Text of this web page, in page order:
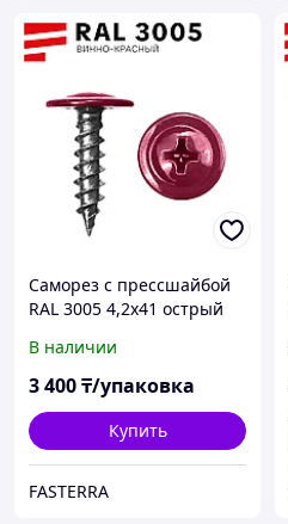
Саморез с прессшайбой
RAL 3005 4,2х41 острый
В наличии
3 400₸/упаковка
Купить
FASTERRA